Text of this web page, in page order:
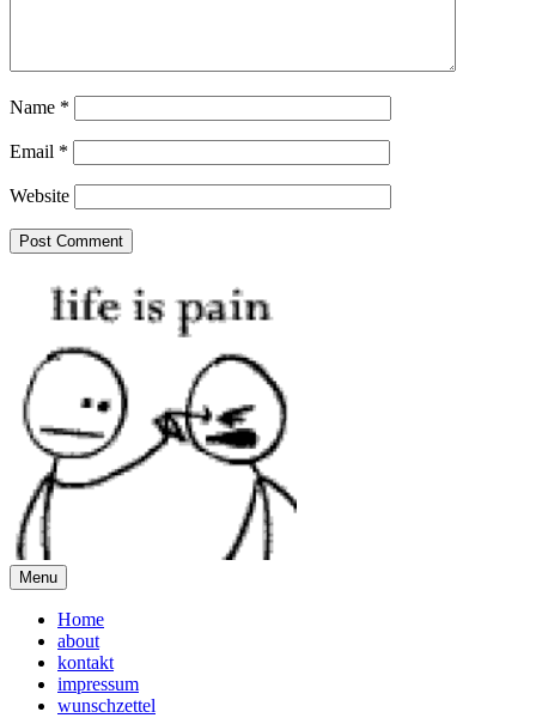
Name *
Email *
Website
Menu
Home
about
kontakt
impressum
wunschzettel